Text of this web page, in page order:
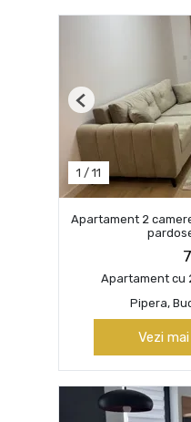
1 / 11
Previous
Apartament 2
Apartament cu
Pipera,
Vezi